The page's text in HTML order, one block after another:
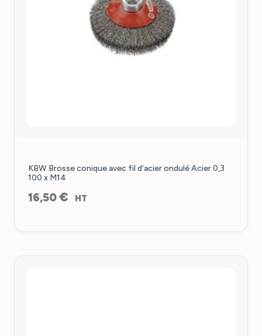
KBW Brosse conique avec fil d’acier ondulé Acier 0,3
100 x M14
16,50€ HT